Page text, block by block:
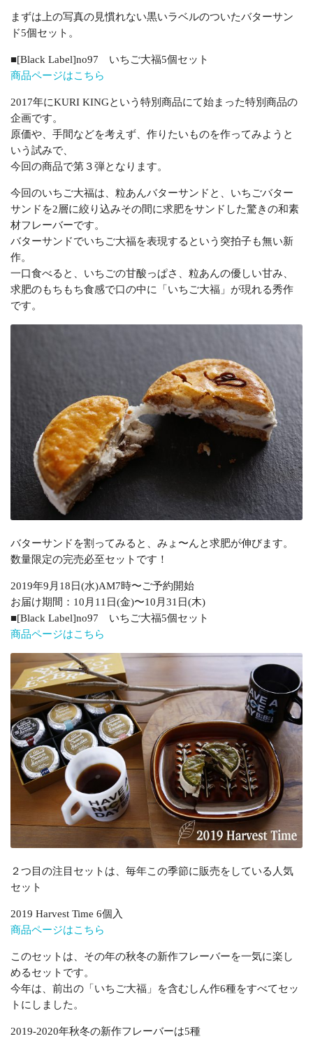
まずは上の写真の見慣れない黒いラベルのついたバターサン
ド5個セット。
■[Black Label]no97 いちご大福5個セット
商品ページはこちら
2017年にKURI KINGという特別商品にて始まった特別商品の
企画です。
原価や、手間などを考えず、作りたいものを作ってみようと
いう試みで、
今回の商品で第３弾となります。
今回のいちご大福は、粒あんバターサンドと、いちごバター
サンドを2層に絞り込みその間に求肥をサンドした驚きの和素
材フレーバーです。
バターサンドでいちご大福を表現するという突拍子も無い新
作。
一口食べると、いちごの甘酸っぱさ、粒あんの優しい甘み、
求肥のもちもち食感で口の中に「いちご大福」が現れる秀作
です。
バターサンドを割ってみると、みょ〜んと求肥が伸びます。
数量限定の完売必至セットです！
2019年9月18日(水)AM7時〜ご予約開始
お届け期間：10月11日(金)〜10月31日(木)
■[Black Label]no97 いちご大福5個セット
商品ページはこちら
２つ目の注目セットは、毎年この季節に販売をしている人気
セット
2019 Harvest Time 6個入
商品ページはこちら
このセットは、その年の秋冬の新作フレーバーを一気に楽し
めるセットです。
今年は、前出の「いちご大福」を含むしん作6種をすべてセッ
トにしました。
2019-2020年秋冬の新作フレーバーは5種